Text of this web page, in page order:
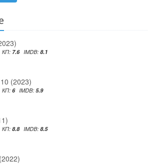
КП: 7.6 IMDB: 8.1
(2023)
КП: 6 IMDB: 5.9
КП: 8.8 IMDB: 8.5